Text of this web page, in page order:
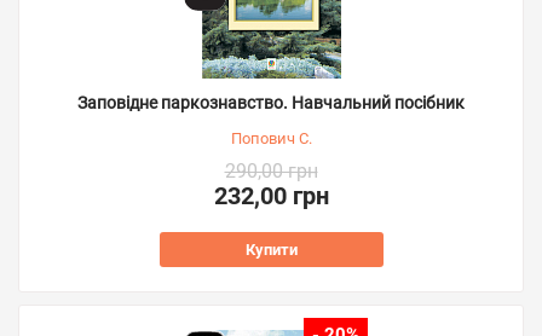
Заповідне паркознавство. Навчальний посібник
Попович С.
290,00 грн
232,00 грн
Купити